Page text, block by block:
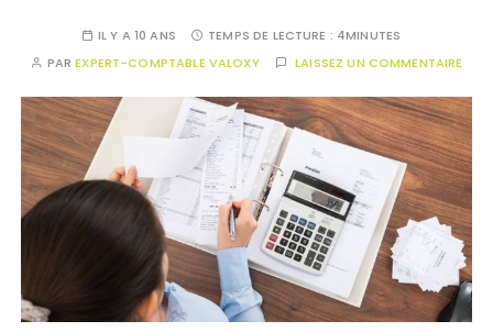
IL Y A 10 ANS TEMPS DE LECTURE : 4MINUTES
PAREXPERT-COMPTABLE VALOXY LAISSEZ UN COMMENTAIRE